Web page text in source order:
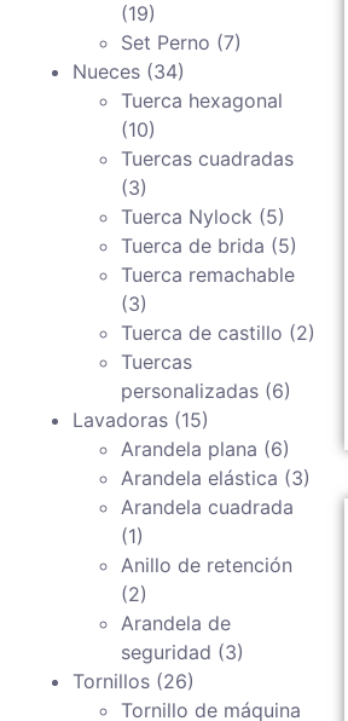
(19)
Set Perno (7)
Nueces (34)
Tuerca hexagonal
(10)
Tuercas cuadradas
(3)
Tuerca Nylock (5)
Tuerca de brida (5)
Tuerca remachable
(3)
Tuerca de castillo (2)
Tuercas
personalizadas (6)
Lavadoras (15)
Arandela plana (6)
Arandela elástica (3)
Arandela cuadrada
(1)
Anillo de retención
(2)
Arandela de
seguridad (3)
Tornillos (26)
Tornillo de máquina